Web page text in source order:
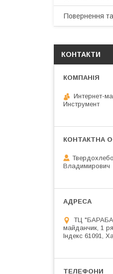
Повернення
КОНТАКТИ
Интернет-
Инструмент
Владимирович
ТЦ
майданчик, 1
Індекс 61091,